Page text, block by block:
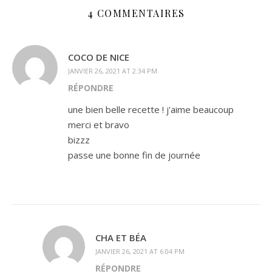
4 COMMENTAIRES
COCO DE NICE
JANVIER 26, 2021 AT 2:34 PM
RÉPONDRE
une bien belle recette ! j'aime beaucoup
merci et bravo
bizzz
passe une bonne fin de journée
CHA ET BÉA
JANVIER 26, 2021 AT 6:04 PM
RÉPONDRE